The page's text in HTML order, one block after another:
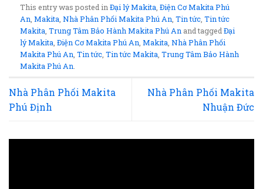
This entry was posted inĐại lý Makita ,Điện Cơ Makita Phú
An ,Makita ,Nhà Phân Phối Makita Phú An ,Tin tức ,Tin tức
Makita ,Trung Tâm Bảo Hành Makita Phú An and taggedĐại
lý Makita ,Điện Cơ Makita Phú An ,Makita ,Nhà Phân Phối
Makita Phú An ,Tin tức ,Tin tức Makita ,Trung Tâm Bảo Hành
Makita Phú An
Nhà Phân Phối Makita
Phú Định
Nhà Phân Phối Makita
Nhuận Đức